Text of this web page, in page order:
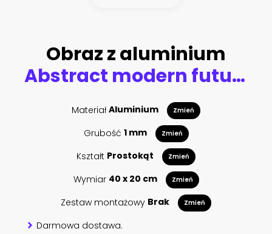
Obraz z aluminium
Abstract modern futuristic dark landscape with tropical palm trees, neon lights, rays. Reflection in the water, night view, abstract tropical background. 3d illustration
MateriałAluminium Zmień
Grubość 1 mm Zmień
Kształt Prostokąt Zmień
Wymiar 40 x 20 cm Zmień
Zestaw montażowy Brak Zmień
Darmowa dostawa.